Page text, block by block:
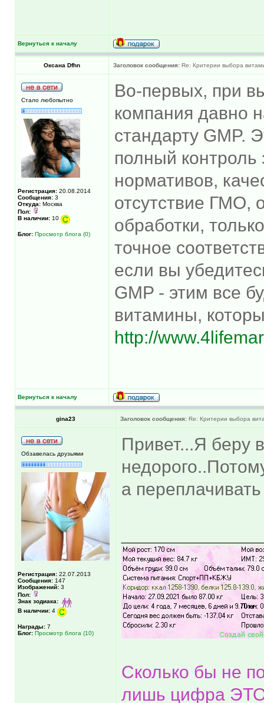
Вернуться к началу
Оксана Dfhn Заголовок сообщения: Re: Критерии выбора
Стало любопытно
Регистрация: 20.08.2014
Сообщения: 3
Откуда: Москва
Пол:
В наличии: 10
Блог: Просмотр блога (0)
Во-первых, при
компания давно
стандарту GMP.
полный
нормативов,
отсутствие ГМО,
обработки,
точное
если вы
GMP - этим все
витамины,
http://
Вернуться к началу
gina23 Заголовок сообщения: Re: Критерии выбора
Обзавелась друзьями
Регистрация: 22.07.2013
Сообщения: 147
Изображений: 3
Пол:
Знак зодиака:
В наличии: 4
Награды: 7
Блог: Просмотр блога (10)
Привет...Я беру
а
Сколько бы не
лишь цифра